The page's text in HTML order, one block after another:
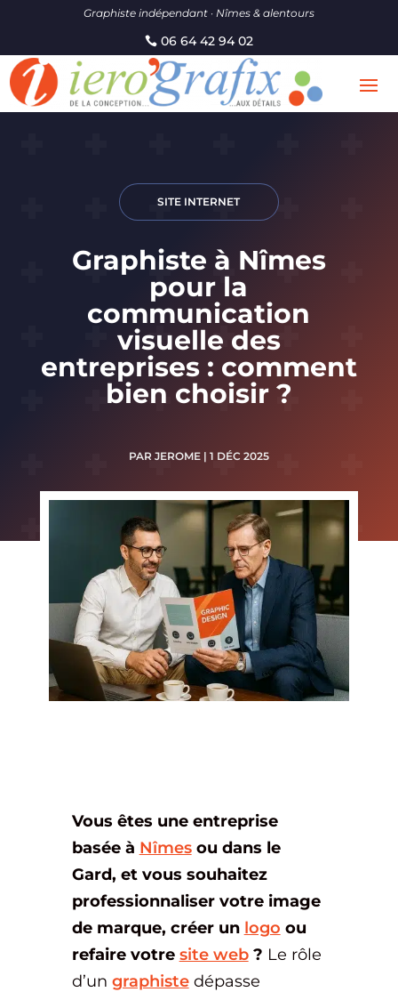
Graphiste indépendant · Nîmes & alentours
06 64 42 94 02
SITE INTERNET
Graphiste à Nîmes
pour la
communication
visuelle des
entreprises : comment
bien choisir ?
PAR JEROME| 1 DÉC 2025
Vous êtes une entreprise
basée à Nîmesou dans le
Gard, et vous souhaitez
professionnaliser votre image
de marque, créer un logo ou
refaire votre site web? Le rôle
d’un graphistedépasse